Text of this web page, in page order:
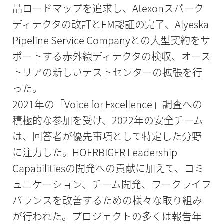
品ロードマップを追求し、Atexonスパーク
ディテクタの改訂とFM認証の完了、Alyeska
Pipeline Service Companyとの大型契約をサ
ポートする赤外線ディテクタの検収、オース
トリアの新しいテストセンターの拡張を行
った。
2021年の「Voice for Excellence」調査への
積極的な参加を受け、2022年の安全チーム
は、回答者が優先事項として特定した分野
に注力した。HOERBIGER Leadership
Capabilitiesの開発への貢献に加えて、コミ
ュニケーション、チーム開発、ワークライフ
バランスを改善するための様々な取り組み
が行われた。プロジェクトの多くは報告年